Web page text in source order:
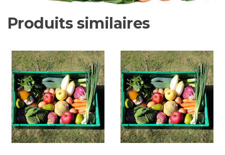
Produits similaires